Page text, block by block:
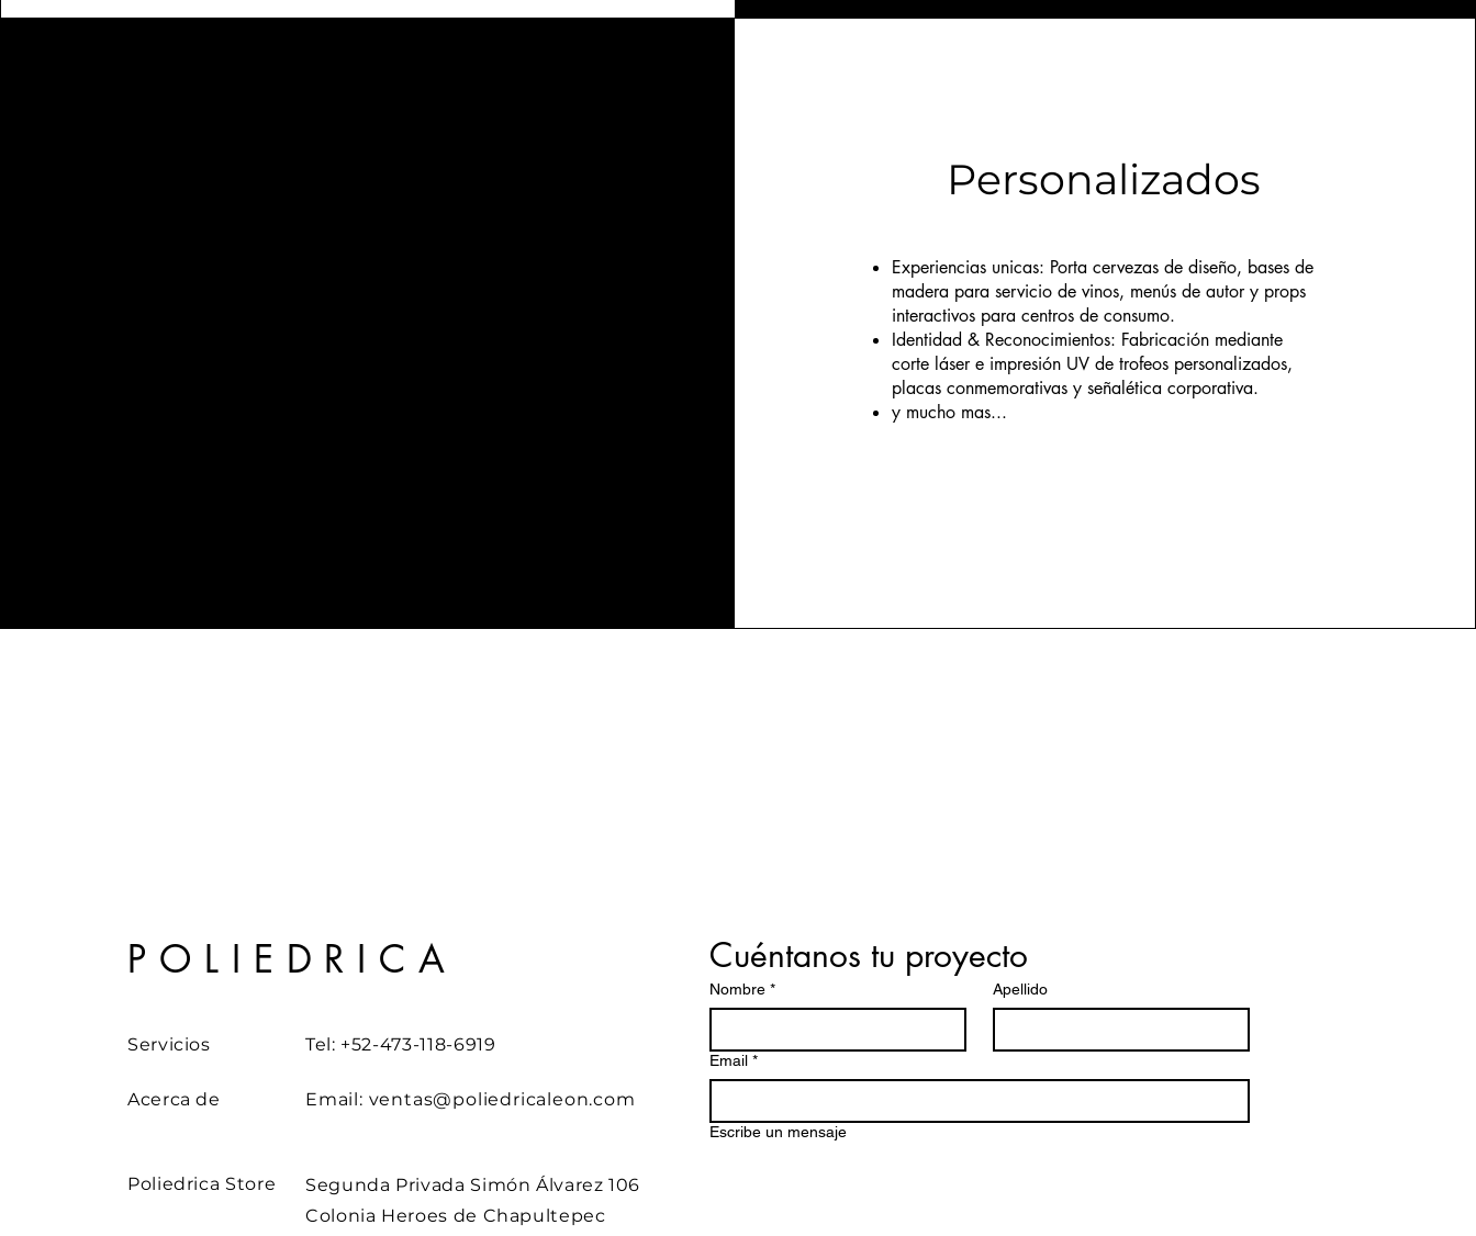
Personalizados
Experiencias unicas: Porta cervezas de diseño, bases de
madera para servicio de vinos, menús de autor y props
interactivos para centros de consumo.
Identidad & Reconocimientos: Fabricación mediante
corte láser e impresión UV de trofeos personalizados,
placas conmemorativas y señalética corporativa.
y mucho mas...
POLIEDRICA
Servicios Tel: +52-473-118-6919
Acerca de Email: ventas@poliedricaleon.com
Poliedrica Store
Segunda Privada Simón Álvarez 106
Colonia Heroes de Chapultepec
Cuéntanos tu proyecto
Nombre * Apellido
Email *
Escribe un mensaje